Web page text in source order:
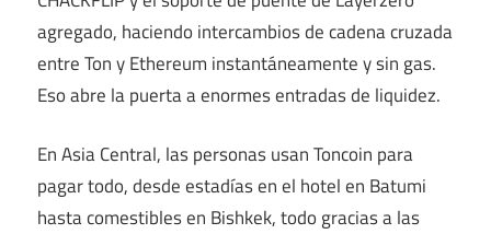
agregado, haciendo intercambios de cadena cruzada
entre Ton y Ethereum instantáneamente y sin gas.
Eso abre la puerta a enormes entradas de liquidez.
En Asia Central, las personas usan Toncoin para
pagar todo, desde estadías en el hotel en Batumi
hasta comestibles en Bishkek, todo gracias a las